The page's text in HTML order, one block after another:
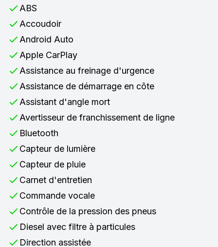
ABS
Accoudoir
Android Auto
Apple CarPlay
Assistance au freinage d'urgence
Assistance de démarrage en côte
Assistant d'angle mort
Avertisseur de franchissement de ligne
Bluetooth
Capteur de lumière
Capteur de pluie
Carnet d'entretien
Commande vocale
Contrôle de la pression des pneus
Diesel avec filtre à particules
Direction assistée